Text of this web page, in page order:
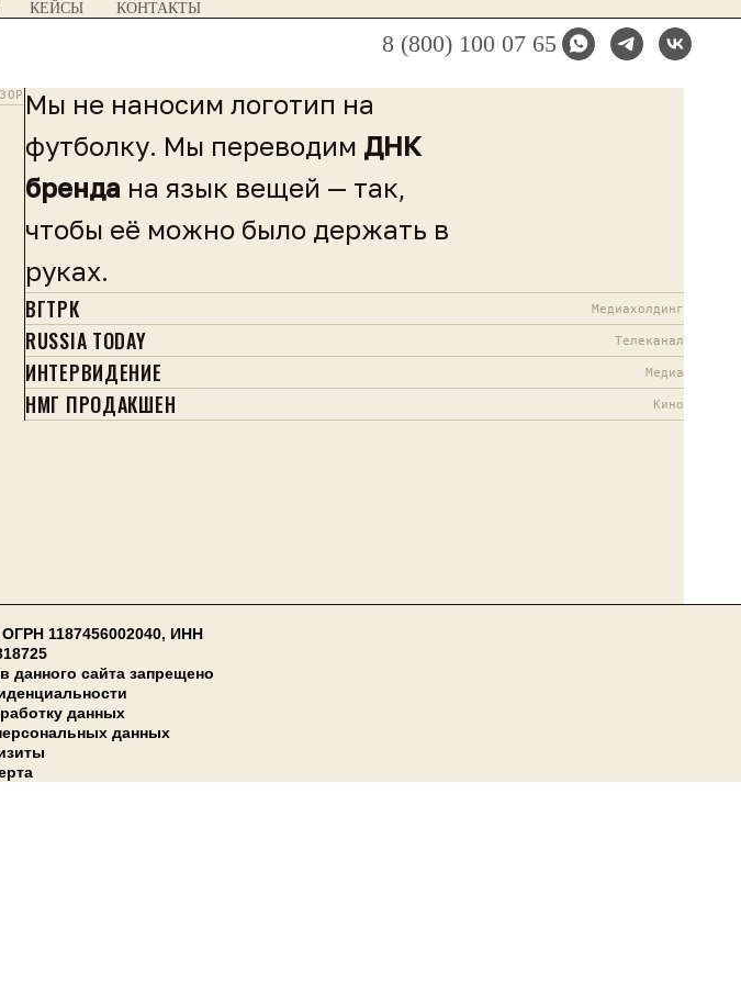
КЕЙСЫ КОНТАКТЫ
8 (800) 100 07 65
Кейсы Связаться →
Мы не наносим логотип на
футболку. Мы переводим ДНК
бренда на язык вещей — так,
чтобы её можно было держать в
руках.
ВГТРК Медиахолдинг
RUSSIA TODAY Телеканал
ИНТЕРВИДЕНИЕ Медиа
НМГ ПРОДАКШЕН Кино
1187456002040, ИНН
данного сайта запрещено
данных
данных